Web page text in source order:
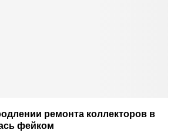
ремонта коллекторов в
фейком